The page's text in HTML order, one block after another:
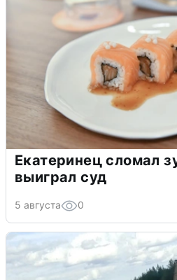
Екатеринец сломал
выиграл суд
5 августа 0